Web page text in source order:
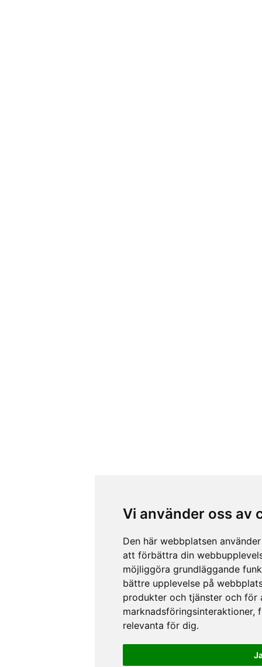
Vi använder oss av
Den här webbplatsen
att förbättra din
möjliggöra grundläggande
bättre upplevelse på
produkter och tjänster och för
marknadsföringsinteraktioner,
relevanta för dig.